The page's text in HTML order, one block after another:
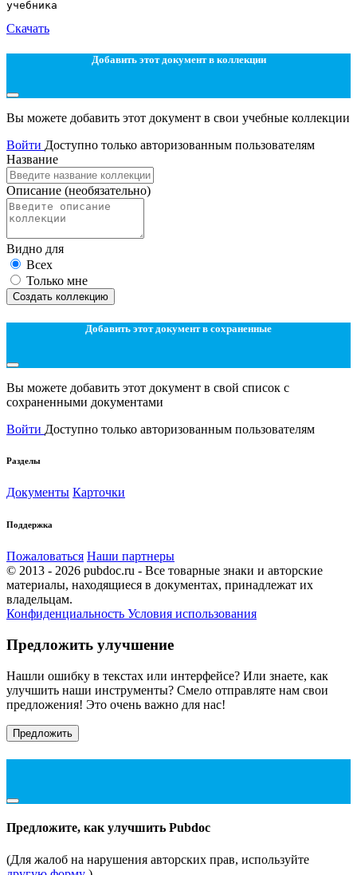
Скачать
Добавить этот документ в коллекции
Вы можете добавить этот документ в свои учебные коллекции
Войти Доступно только авторизованным пользователям
Название
Описание (необязательно)
Видно для
Всех
Только мне
Создать коллекцию
Добавить этот документ в сохраненные
Вы можете добавить этот документ в свой список с
сохраненными документами
Войти Доступно только авторизованным пользователям
Разделы
Документы Карточки
Поддержка
Пожаловаться Наши партнеры
© 2013 - 2026 pubdoc.ru - Все товарные знаки и авторские
материалы, находящиеся в документах, принадлежат их
владельцам.
Конфиденциальность Условия использования
Предложить улучшение
Нашли ошибку в текстах или интерфейсе? Или знаете, как
улучшить наши инструменты? Смело отправляте нам свои
предложения! Это очень важно для нас!
Предложить
Предложите, как улучшить Pubdoc
(Для жалоб на нарушения авторских прав, используйте